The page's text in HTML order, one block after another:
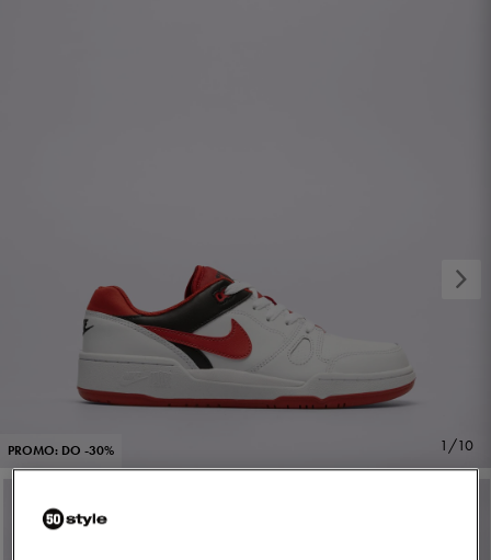
PROMO: DO -30% 1/10